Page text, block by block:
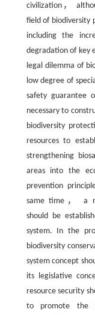
civilization，
field of biodiversity
including the
degradation of key
legal dilemma of
low degree of
safety guarantee
necessary to
biodiversity
resources to
strengthening
areas into the
prevention
same time， a
should be
system. In the
biodiversity
system concept
its legislative
resource security
to promote the